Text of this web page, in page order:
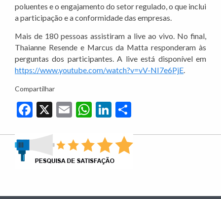
poluentes e o engajamento do setor regulado, o que inclui
a participação e a conformidade das empresas.
Mais de 180 pessoas assistiram a live ao vivo. No final,
Thaianne Resende e Marcus da Matta responderam às
perguntas dos participantes. A live está disponível em
https://www.youtube.com/watch?v=vV-NI7e6PjE.
Compartilhar
Facebook
X EmailWhatsApp
LinkedIn